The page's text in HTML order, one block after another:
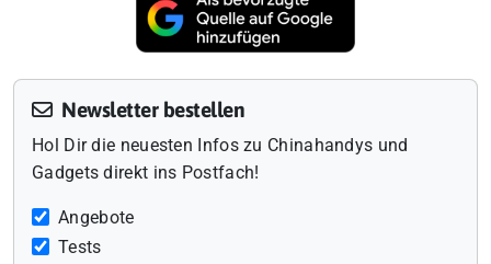
Newsletter bestellen
Hol Dir die neuesten Infos zu Chinahandys und
Gadgets direkt ins Postfach!
Angebote
Tests